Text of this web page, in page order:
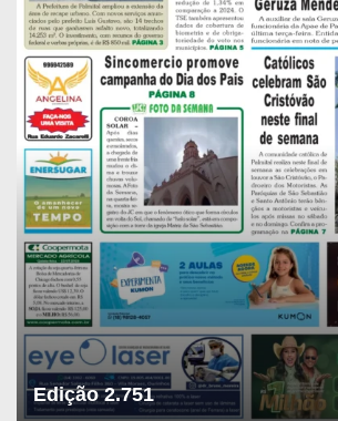
Edição 2.751